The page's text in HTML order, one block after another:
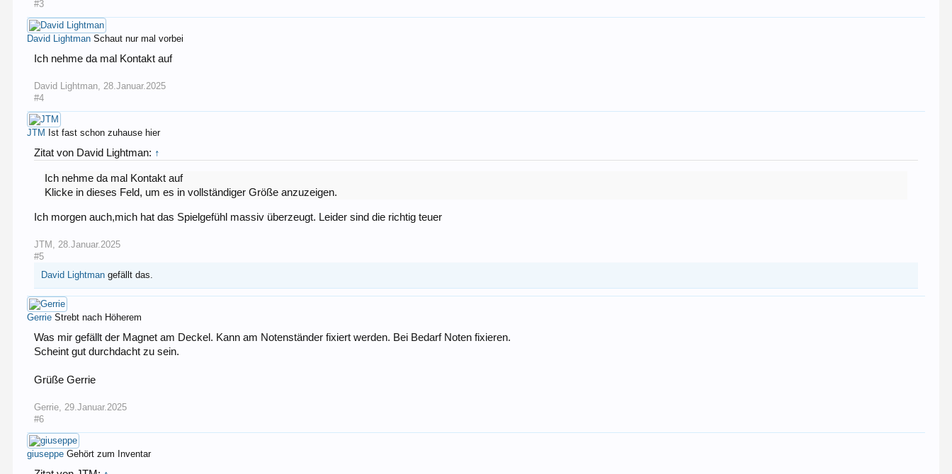
#3
David Lightman Schaut nur mal vorbei
Ich nehme da mal Kontakt auf
David Lightman, 28.Januar.2025
#4
JTM Ist fast schon zuhause hier
Zitat von David Lightman: ↑
Ich nehme da mal Kontakt auf
Klicke in dieses Feld, um es in vollständiger Größe anzuzeigen.
Ich morgen auch,mich hat das Spielgefühl massiv überzeugt. Leider sind die richtig teuer
JTM
28.Januar.2025
#5
David Lightman gefällt das.
Gerrie Strebt nach Höherem
Was mir gefällt der Magnet am Deckel. Kann am Notenständer fixiert werden. Bei Bedarf Noten fixieren.
Scheint gut durchdacht zu sein.
Grüße Gerrie
Gerrie 29.Januar.2025
#6
giuseppe Gehört zum Inventar